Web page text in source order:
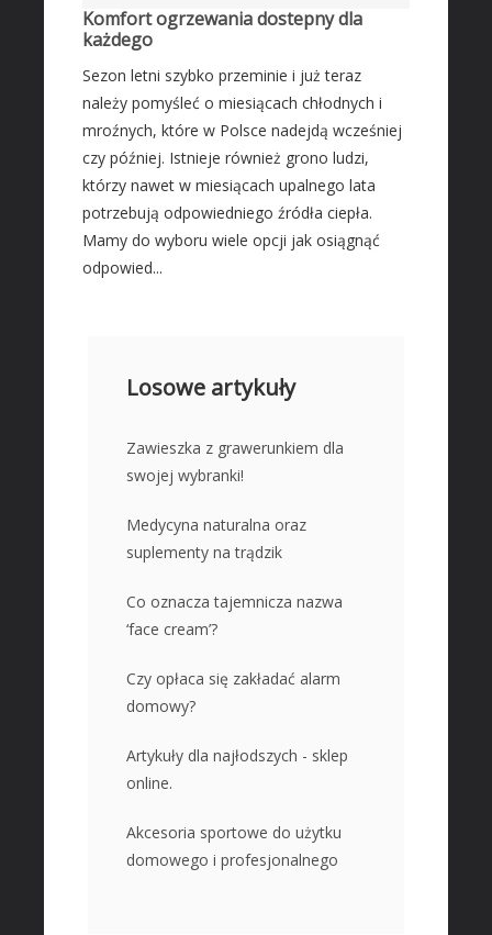
Komfort ogrzewania dostepny dla
każdego
Sezon letni szybko przeminie i już teraz
należy pomyśleć o miesiącach chłodnych i
mroźnych, które w Polsce nadejdą wcześniej
czy później. Istnieje również grono ludzi,
którzy nawet w miesiącach upalnego lata
potrzebują odpowiedniego źródła ciepła.
Mamy do wyboru wiele opcji jak osiągnąć
odpowied...
Losowe artykuły
Zawieszka z grawerunkiem dla
swojej wybranki!
Medycyna naturalna oraz
suplementy na trądzik
Co oznacza tajemnicza nazwa
‘face cream’?
Czy opłaca się zakładać alarm
domowy?
Artykuły dla najłodszych - sklep
online.
Akcesoria sportowe do użytku
domowego i profesjonalnego